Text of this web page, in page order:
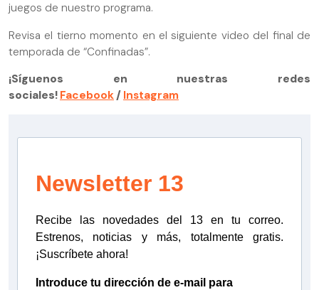
juegos de nuestro programa.
Revisa el tierno momento en el siguiente video del final de
temporada de “Confinadas”.
¡Síguenos en nuestras redes
sociales! Facebook / Instagram
Newsletter 13
Recibe las novedades del 13 en tu correo.
Estrenos, noticias y más, totalmente gratis.
¡Suscríbete ahora!
Introduce tu dirección de e-mail para